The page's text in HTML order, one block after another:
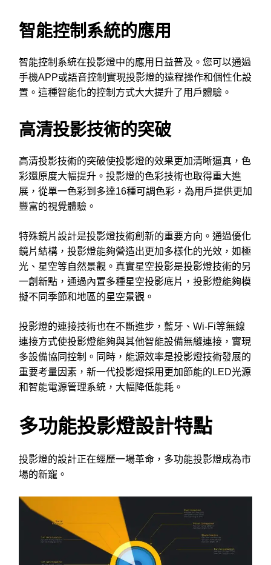
智能控制系統的應用
智能控制系統在投影燈中的應用日益普及。您可以通過
手機APP或語音控制實現投影燈的遠程操作和個性化設
置。這種智能化的控制方式大大提升了用戶體驗。
高清投影技術的突破
高清投影技術的突破使投影燈的效果更加清晰逼真，色
彩還原度大幅提升。投影燈的色彩技術也取得重大進
展，從單一色彩到多達16種可調色彩，為用戶提供更加
豐富的視覺體驗。
特殊鏡片設計是投影燈技術創新的重要方向。通過優化
鏡片結構，投影燈能夠營造出更加多樣化的光效，如極
光、星空等自然景觀。真實星空投影是投影燈技術的另
一創新點，通過內置多種星空投影底片，投影燈能夠模
擬不同季節和地區的星空景觀。
投影燈的連接技術也在不斷進步，藍牙、Wi-Fi等無線
連接方式使投影燈能夠與其他智能設備無縫連接，實現
多設備協同控制。同時，能源效率是投影燈技術發展的
重要考量因素，新一代投影燈採用更加節能的LED光源
和智能電源管理系統，大幅降低能耗。
多功能投影燈設計特點
投影燈的設計正在經歷一場革命，多功能投影燈成為市
場的新寵。